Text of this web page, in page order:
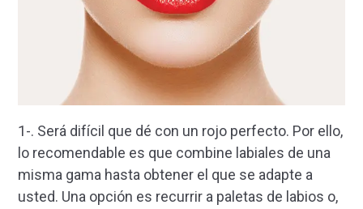
1-. Será difícil que dé con un rojo perfecto. Por ello,
lo recomendable es que combine labiales de una
misma gama hasta obtener el que se adapte a
usted. Una opción es recurrir a paletas de labios o,